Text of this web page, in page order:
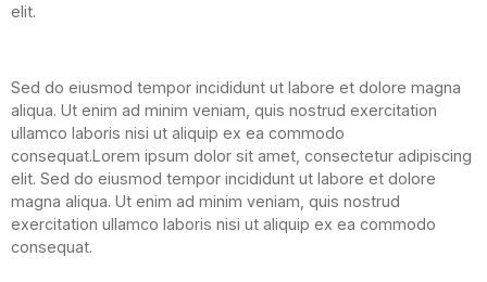
elit.
Sed do eiusmod tempor incididunt ut labore et dolore magna
aliqua. Ut enim ad minim veniam, quis nostrud exercitation
ullamco laboris nisi ut aliquip ex ea commodo
consequat.Lorem ipsum dolor sit amet, consectetur adipiscing
elit. Sed do eiusmod tempor incididunt ut labore et dolore
magna aliqua. Ut enim ad minim veniam, quis nostrud
exercitation ullamco laboris nisi ut aliquip ex ea commodo
consequat.